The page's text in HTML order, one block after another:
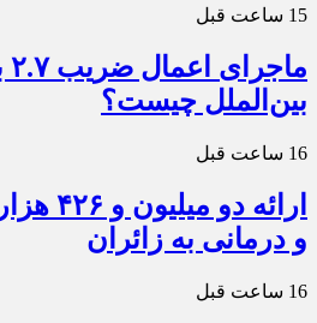
15 ساعت قبل
بین‌الملل چیست؟
16 ساعت قبل
ارائه
و درمانی به زائران
16 ساعت قبل